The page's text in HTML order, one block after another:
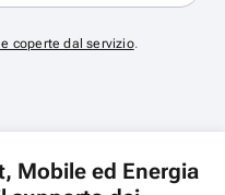
coperte dal servizio.
Mobile ed Energia